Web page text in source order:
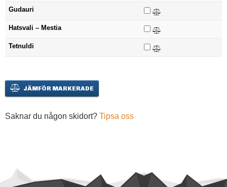
Gudauri
Hatsvali – Mestia
Tetnuldi
JÄMFÖR MARKERADE
Saknar du någon skidort? Tipsa oss